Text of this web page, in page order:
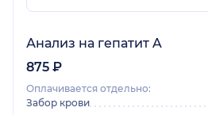
Анализ на гепатит A
875 ₽
Оплачивается отдельно:
Забор крови